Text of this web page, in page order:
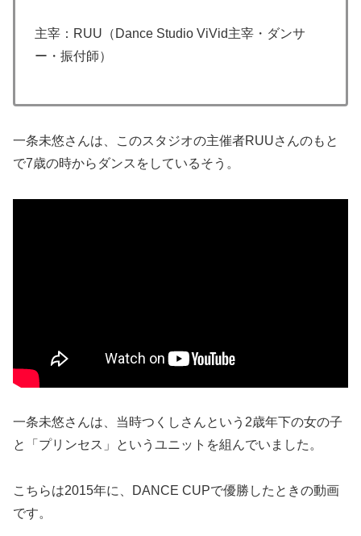
主宰：RUU（Dance Studio ViVid主宰・ダンサ
ー・振付師）
一条未悠さんは、このスタジオの主催者RUUさんのもと
で7歳の時からダンスをしているそう。
一条未悠さんは、当時つくしさんという2歳年下の女の子
と「プリンセス」というユニットを組んでいました。
こちらは2015年に、DANCE CUPで優勝したときの動画
です。